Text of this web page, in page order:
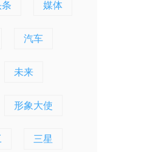
媒体
汽车
未来
形象大使
三星